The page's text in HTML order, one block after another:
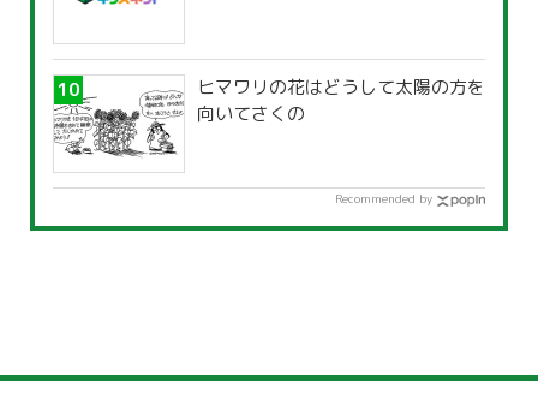
ヒマワリの花はどうして太陽の方を
向いてさくの
Recommended by